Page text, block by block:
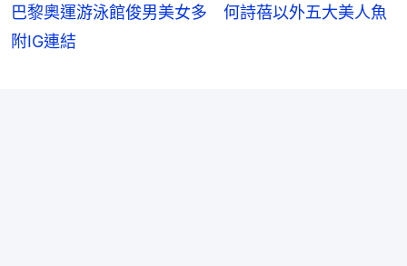
巴黎奧運游泳館俊男美女多 何詩蓓以外五大美人魚
附IG連結